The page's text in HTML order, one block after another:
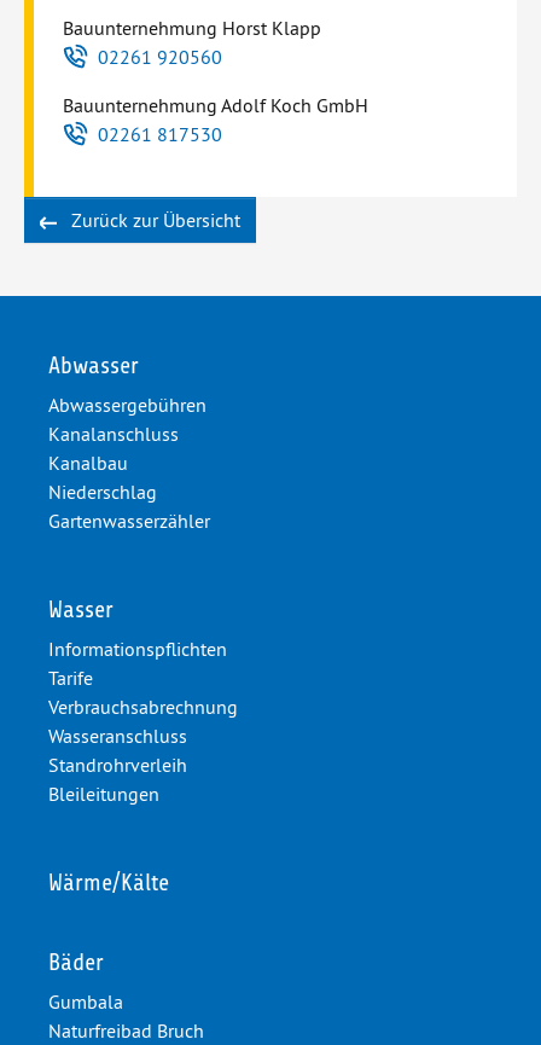
Bauunternehmung Horst Klapp
Telefon
02261 920560
Bauunternehmung Adolf Koch GmbH
Telefon
02261 817530
Zurück zur Übersicht
Abwasser
Abwassergebühren
Kanalanschluss
Kanalbau
Niederschlag
Gartenwasserzähler
Wasser
Informationspflichten
Tarife
Verbrauchsabrechnung
Wasseranschluss
Standrohrverleih
Bleileitungen
Wärme/Kälte
Bäder
Gumbala
Naturfreibad Bruch